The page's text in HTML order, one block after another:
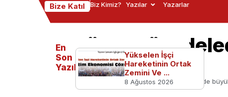
Bize Katıl Biz Kimiz? Yazılar Yazarlar
Terörle
203 gözaltı!
Türkiye'den Terörle mücadelede
En
Son
Yazılanlar
Yükselen İşçi
Hareketinin Ortak
Zemini Ve ...
8 Ağustos 2026